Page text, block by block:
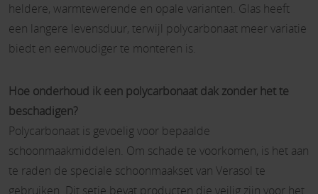
heldere, warmtewerende en opale varianten. Glas heeft
een langere levensduur, terwijl polycarbonaat meer variatie
biedt en eenvoudiger te monteren is.
Hoe onderhoud ik een polycarbonaat dak zonder het te
beschadigen?
Polycarbonaat is gevoelig voor bepaalde
schoonmaakmiddelen. Om schade te voorkomen, is het aan
te raden de speciale schoonmaakset van Verasol te
gebruiken. Dit setje bevat producten die veilig zijn voor het